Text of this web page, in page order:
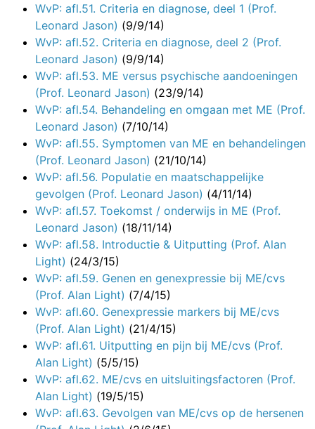
WvP: afl.51. Criteria en diagnose, deel 1 (Prof.
Leonard Jason) (9/9/14)
WvP: afl.52. Criteria en diagnose, deel 2 (Prof.
Leonard Jason) (9/9/14)
WvP: afl.53. ME versus psychische aandoeningen
(Prof. Leonard Jason) (23/9/14)
WvP: afl.54. Behandeling en omgaan met ME (Prof.
Leonard Jason) (7/10/14)
WvP: afl.55. Symptomen van ME en behandelingen
(Prof. Leonard Jason) (21/10/14)
WvP: afl.56. Populatie en maatschappelijke
gevolgen (Prof. Leonard Jason) (4/11/14)
WvP: afl.57. Toekomst / onderwijs in ME (Prof.
Leonard Jason) (18/11/14)
WvP: afl.58. Introductie & Uitputting (Prof. Alan
Light) (24/3/15)
WvP: afl.59. Genen en genexpressie bij ME/cvs
(Prof. Alan Light) (7/4/15)
WvP: afl.60. Genexpressie markers bij ME/cvs
(Prof. Alan Light) (21/4/15)
WvP: afl.61. Uitputting en pijn bij ME/cvs (Prof.
Alan Light) (5/5/15)
WvP: afl.62. ME/cvs en uitsluitingsfactoren (Prof.
Alan Light) (19/5/15)
WvP: afl.63. Gevolgen van ME/cvs op de hersenen